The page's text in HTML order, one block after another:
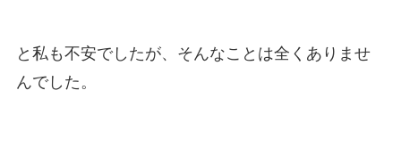
と私も不安でしたが、そんなことは全くありませ
んでした。